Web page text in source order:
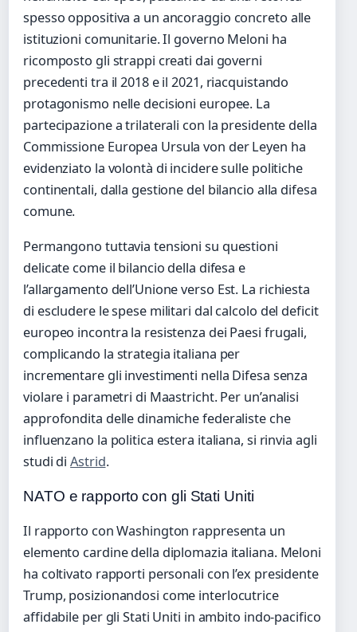
spesso oppositiva a un ancoraggio concreto alle
istituzioni comunitarie. Il governo Meloni ha
ricomposto gli strappi creati dai governi
precedenti tra il 2018 e il 2021, riacquistando
protagonismo nelle decisioni europee. La
partecipazione a trilaterali con la presidente della
Commissione Europea Ursula von der Leyen ha
evidenziato la volontà di incidere sulle politiche
continentali, dalla gestione del bilancio alla difesa
comune.
Permangono tuttavia tensioni su questioni
delicate come il bilancio della difesa e
l’allargamento dell’Unione verso Est. La richiesta
di escludere le spese militari dal calcolo del deficit
europeo incontra la resistenza dei Paesi frugali,
complicando la strategia italiana per
incrementare gli investimenti nella Difesa senza
violare i parametri di Maastricht. Per un’analisi
approfondita delle dinamiche federaliste che
influenzano la politica estera italiana, si rinvia agli
studi diAstrid.
NATO e rapporto con gli Stati Uniti
Il rapporto con Washington rappresenta un
elemento cardine della diplomazia italiana. Meloni
ha coltivato rapporti personali con l’ex presidente
Trump, posizionandosi come interlocutrice
affidabile per gli Stati Uniti in ambito indo-pacifico